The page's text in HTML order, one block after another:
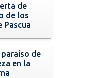
de
de los
Pascua
paraíso de
en la